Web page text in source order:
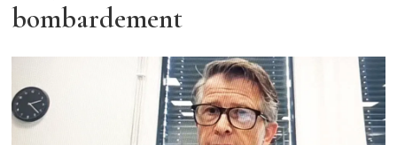
bombardement